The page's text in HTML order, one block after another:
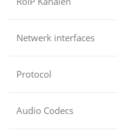
Netwerk interfaces
Protocol
Audio Codecs